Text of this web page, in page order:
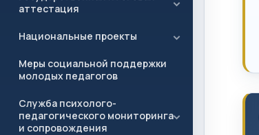
аттестация
Национальные проекты
Меры социальной поддержки
молодых педагогов
Служба психолого-
педагогического мониторинга
и сопровождения